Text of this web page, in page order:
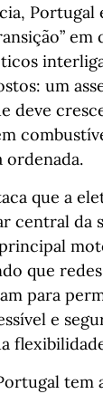
Portugal
em
um
deve
ordenada.
que a
central da
que
para
e
tem